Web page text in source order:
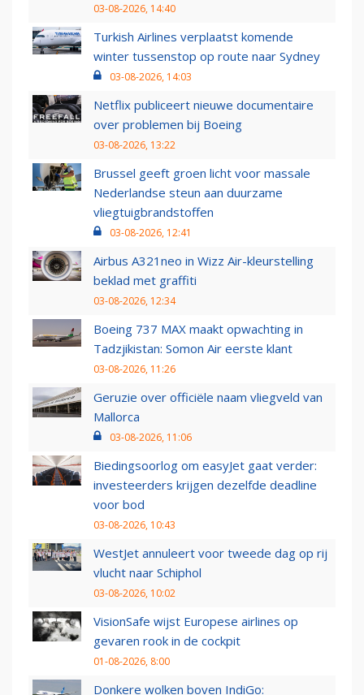
03-08-2026, 14:40
Turkish Airlines verplaatst komende
winter tussenstop op route naar Sydney
03-08-2026, 14:03
Netflix publiceert nieuwe documentaire
over problemen bij Boeing
03-08-2026, 13:22
Brussel geeft groen licht voor massale
Nederlandse steun aan duurzame
vliegtuigbrandstoffen
03-08-2026, 12:41
Airbus A321neo in Wizz Air-kleurstelling
beklad met graffiti
03-08-2026, 12:34
Boeing 737 MAX maakt opwachting in
Tadzjikistan: Somon Air eerste klant
03-08-2026, 11:26
Geruzie over officiële naam vliegveld van
Mallorca
03-08-2026, 11:06
Biedingsoorlog om easyJet gaat verder:
investeerders krijgen dezelfde deadline
voor bod
03-08-2026, 10:43
WestJet annuleert voor tweede dag op rij
vlucht naar Schiphol
03-08-2026, 10:02
VisionSafe wijst Europese airlines op
gevaren rook in de cockpit
01-08-2026, 8:00
Donkere wolken boven IndiGo: